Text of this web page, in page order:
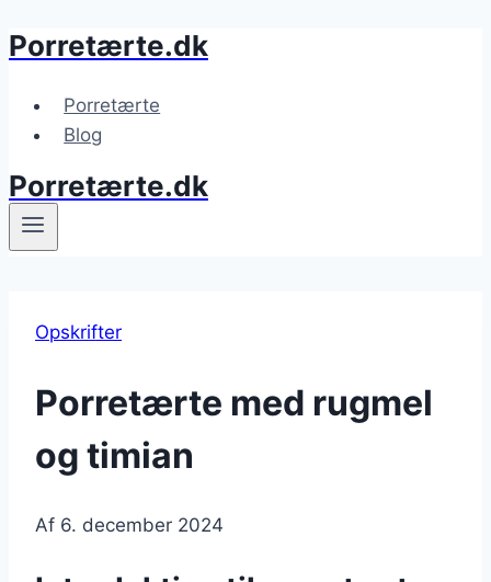
Fortsæt
indhold
Porretærte.dk
Porretærte
Blog
Porretærte.dk
Opskrifter
Porretærte med rugmel
og timian
Af 6. december 2024